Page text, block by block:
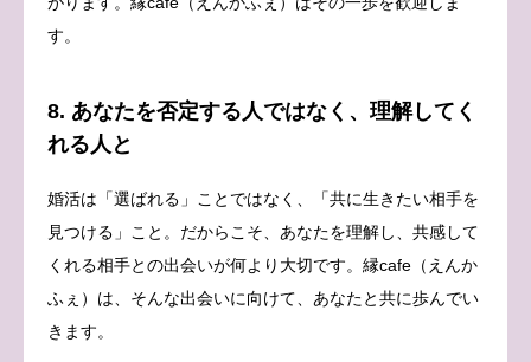
す。
8. あなたを否定する人ではなく、理解してく
れる人と
婚活は「選ばれる」ことではなく、「共に生きたい相手を
見つける」こと。だからこそ、あなたを理解し、共感して
くれる相手との出会いが何より大切です。縁cafe（えんか
ふぇ）は、そんな出会いに向けて、あなたと共に歩んでい
きます。